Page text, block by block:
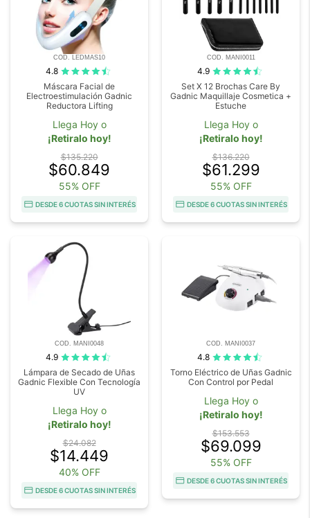
COD. LEDMAS10
4.8
Máscara Facial de
Electroestimulación Gadnic
Reductora Lifting
Llega Hoy o
¡Retiralo hoy!
$135.220
$60.849
55% OFF
DESDE 6 CUOTAS SIN INTERÉS
COD. MANI0011
4.9
Set X 12 Brochas Care By
Gadnic Maquillaje Cosmetica +
Estuche
Llega Hoy o
¡Retiralo hoy!
$136.220
$61.299
55% OFF
DESDE 6 CUOTAS SIN INTERÉS
COD. MANI0048
4.9
Lámpara de Secado de Uñas
Gadnic Flexible Con Tecnología
UV
Llega Hoy o
¡Retiralo hoy!
$24.082
$14.449
40% OFF
DESDE 6 CUOTAS SIN INTERÉS
COD. MANI0037
4.8
Torno Eléctrico de Uñas Gadnic
Con Control por Pedal
Llega Hoy o
¡Retiralo hoy!
$153.553
$69.099
55% OFF
DESDE 6 CUOTAS SIN INTERÉS